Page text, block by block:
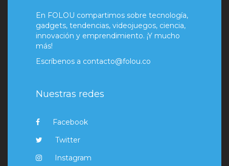
En FOLOU compartimos sobre tecnología,
gadgets, tendencias, videojuegos, ciencia,
innovación y emprendimiento. ¡Y mucho
más!
Escríbenos a contacto@folou.co
Nuestras redes
Facebook
Twitter
Instagram